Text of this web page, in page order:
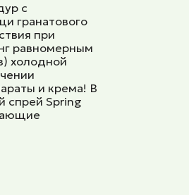
с
гранатового
при
равномерным
холодной
и крема! В
спрей Spring